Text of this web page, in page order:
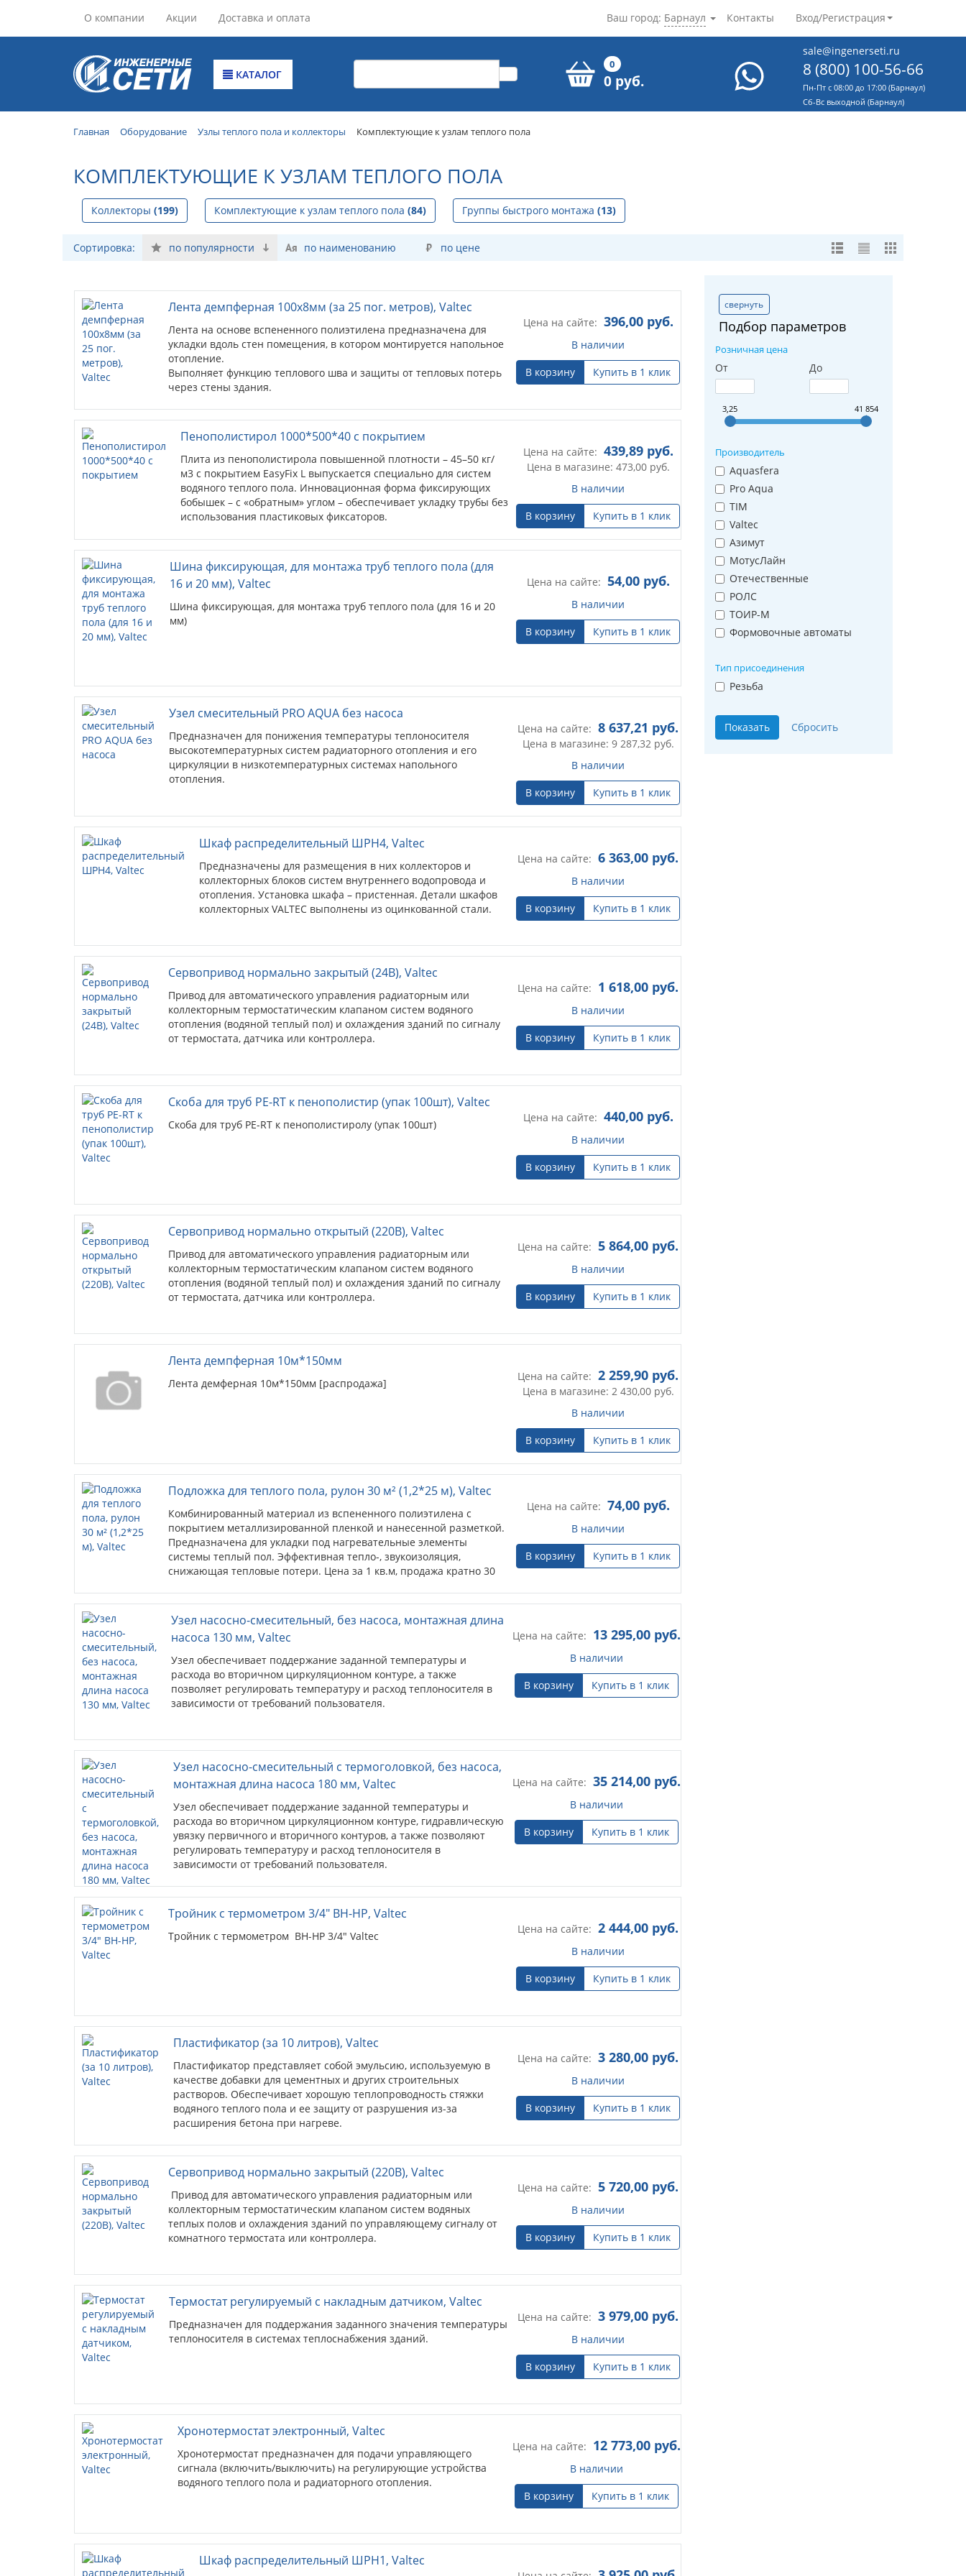
О компании Акции Доставка и оплата Контакты Вход/Регистрация
Ваш город: Барнаул
КАТАЛОГ
0
0 руб.
sale@ingenerseti.ru
8 (800) 100-56-66
Пн-Пт с 08:00 до 17:00 (Барнаул)
Cб-Вс выходной (Барнаул)
Главная Оборудование Узлы теплого пола и коллекторы Комплектующие к узлам теплого пола
КОМПЛЕКТУЮЩИЕ К УЗЛАМ ТЕПЛОГО ПОЛА
Коллекторы (199) Комплектующие к узлам теплого пола (84) Группы быстрого монтажа (13)
Сортировка: по популярности по наименованию по цене
свернуть
Подбор параметров
Розничная цена
От До
3,25 41 854
Производитель
Aquasfera
Pro Aqua
TIM
Valtec
Азимут
МотусЛайн
Отечественные
РОЛС
ТОИР-М
Формовочные автоматы
Тип присоединения
Резьба
Лента демпферная 100х8мм (за 25 пог. метров), Valtec
Лента на основе вспененного полиэтилена предназначена для
укладки вдоль стен помещения, в котором монтируется напольное
отопление.
Выполняет функцию теплового шва и защиты от тепловых потерь
через стены здания.
Цена на сайте: 396,00руб.
В наличии
В корзину
Купить в 1 клик
Пенополистирол 1000*500*40 с покрытием
Плита из пенополистирола повышенной плотности – 45–50 кг/
м3 с покрытием EasyFix L выпускается специально для систем
водяного теплого пола. Инновационная форма фиксирующих
бобышек – с «обратным» углом – обеспечивает укладку трубы без
использования пластиковых фиксаторов.
Цена на сайте: 439,89руб.
Цена в магазине: 473,00руб.
В наличии
В корзину
Купить в 1 клик
Шина фиксирующая, для монтажа труб теплого пола (для
16 и 20 мм), Valtec
Шина фиксирующая, для монтажа труб теплого пола (для 16 и 20
мм)
Цена на сайте: 54,00руб.
В наличии
В корзину
Купить в 1 клик
Узел смесительный PRO AQUA без насоса
Предназначен для понижения температуры теплоносителя
высокотемпературных систем радиаторного отопления и его
циркуляции в низкотемпературных системах напольного
отопления.
Цена на сайте: 8 637,21 руб.
Цена в магазине: 9 287,32 руб.
В наличии
В корзину
Купить в 1 клик
Шкаф распределительный ШРН4, Valtec
Предназначены для размещения в них коллекторов и
коллекторных блоков систем внутреннего водопровода и
отопления. Установка шкафа – пристенная. Детали шкафов
коллекторных VALTEC выполнены из оцинкованной стали.
Цена на сайте: 6 363,00 руб.
В наличии
В корзину
Купить в 1 клик
Сервопривод нормально закрытый (24В), Valtec
Привод для автоматического управления радиаторным или
коллекторным термостатическим клапаном систем водяного
отопления (водяной теплый пол) и охлаждения зданий по сигналу
от термостата, датчика или контроллера.
Цена на сайте: 1 618,00 руб.
В наличии
В корзину
Купить в 1 клик
Скоба для труб PE-RT к пенополистир (упак 100шт), Valtec
Скоба для труб PE-RT к пенополистиролу (упак 100шт)
Цена на сайте: 440,00руб.
В наличии
В корзину
Купить в 1 клик
Сервопривод нормально открытый (220В), Valtec
Привод для автоматического управления радиаторным или
коллекторным термостатическим клапаном систем водяного
отопления (водяной теплый пол) и охлаждения зданий по сигналу
от термостата, датчика или контроллера.
Цена на сайте: 5 864,00 руб.
В наличии
В корзину
Купить в 1 клик
Лента демпферная 10м*150мм
Лента демферная 10м*150мм [распродажа]
Цена на сайте: 2 259,90 руб.
Цена в магазине: 2 430,00руб.
В наличии
В корзину
Купить в 1 клик
Подложка для теплого пола, рулон 30 м² (1,2*25 м), Valtec
Комбинированный материал из вспененного полиэтилена с
покрытием металлизированной пленкой и нанесенной разметкой.
Предназначена для укладки под нагревательные элементы
системы теплый пол. Эффективная тепло-, звукоизоляция,
снижающая тепловые потери. Цена за 1 кв.м, продажа кратно 30
Цена на сайте: 74,00руб.
В наличии
В корзину
Купить в 1 клик
Узел насосно-смесительный, без насоса, монтажная длина
насоса 130 мм, Valtec
Узел обеспечивает поддержание заданной температуры и
расхода во вторичном циркуляционном контуре, а также
позволяет регулировать температуру и расход теплоносителя в
зависимости от требований пользователя.
Цена на сайте: 13 295,00 руб.
В наличии
В корзину
Купить в 1 клик
Узел насосно-смесительный с термоголовкой, без насоса,
монтажная длина насоса 180 мм, Valtec
Узел обеспечивает поддержание заданной температуры и
расхода во вторичном циркуляционном контуре, гидравлическую
увязку первичного и вторичного контуров, а также позволяют
регулировать температуру и расход теплоносителя в
зависимости от требований пользователя.
Цена на сайте: 35 214,00 руб.
В наличии
В корзину
Купить в 1 клик
Тройник c термометром 3/4" ВН-НР, Valtec
Тройник c термометром ВН-НР 3/4" Valtec
Цена на сайте: 2 444,00 руб.
В наличии
В корзину
Купить в 1 клик
Пластификатор (за 10 литров), Valtec
Пластификатор представляет собой эмульсию, используемую в
качестве добавки для цементных и других строительных
растворов. Обеспечивает хорошую теплопроводность стяжки
водяного теплого пола и ее защиту от разрушения из-за
расширения бетона при нагреве.
Цена на сайте: 3 280,00 руб.
В наличии
В корзину
Купить в 1 клик
Сервопривод нормально закрытый (220В), Valtec
Привод для автоматического управления радиаторным или
коллекторным термостатическим клапаном систем водяных
теплых полов и охлаждения зданий по управляющему сигналу от
комнатного термостата или контроллера.
Цена на сайте: 5 720,00 руб.
В наличии
В корзину
Купить в 1 клик
Термостат регулируемый с накладным датчиком, Valtec
Предназначен для поддержания заданного значения температуры
теплоносителя в системах теплоснабжения зданий.
Цена на сайте: 3 979,00 руб.
В наличии
В корзину
Купить в 1 клик
Хронотермостат электронный, Valtec
Хронотермостат предназначен для подачи управляющего
сигнала (включить/выключить) на регулирующие устройства
водяного теплого пола и радиаторного отопления.
Цена на сайте: 12 773,00 руб.
В наличии
В корзину
Купить в 1 клик
Шкаф распределительный ШРН1, Valtec